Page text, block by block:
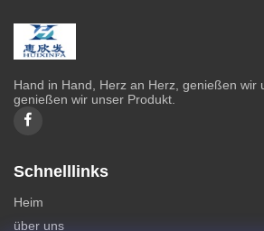
Hand in Hand, Herz an Herz, genießen wir
genießen wir unser Produkt.
Schnelllinks
Heim
über uns